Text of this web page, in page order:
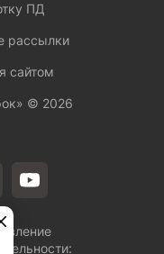
ПД
рассылки
сайтом
© 2026